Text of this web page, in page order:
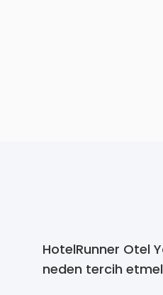
HotelRunner Otel
neden tercih